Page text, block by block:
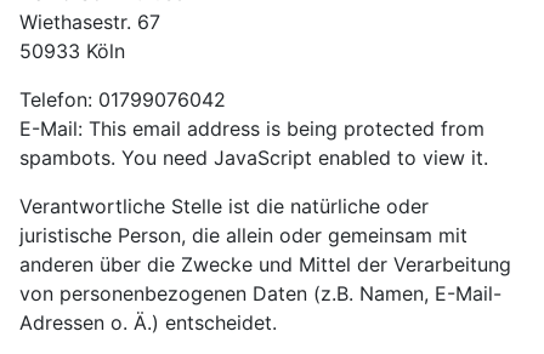
Wiethasestr. 67
50933 Köln
Telefon: 01799076042
E-Mail: This email address is being protected from
spambots. You need JavaScript enabled to view it.
Verantwortliche Stelle ist die natürliche oder
juristische Person, die allein oder gemeinsam mit
anderen über die Zwecke und Mittel der Verarbeitung
von personenbezogenen Daten (z.B. Namen, E-Mail-
Adressen o. Ä.) entscheidet.